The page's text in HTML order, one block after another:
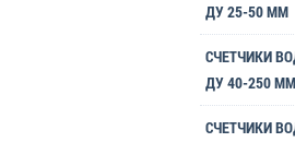
ДУ 25-50 ММ
СЧЕТЧИКИ
ДУ 40-250 ММ
СЧЕТЧИКИ